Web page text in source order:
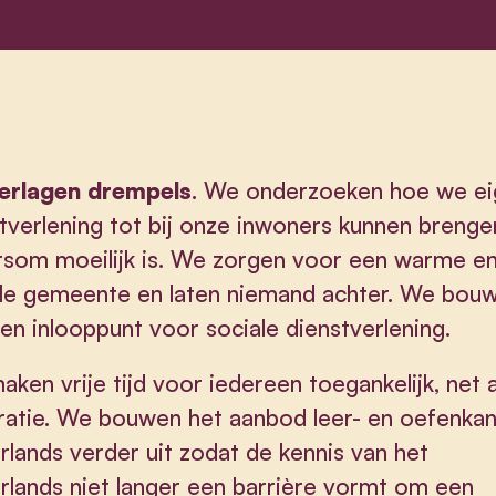
drempels. We onderzoeken hoe we
tot bij onze inwoners kunnen
moeilijk is. We zorgen voor een warme
gemeente en laten niemand achter. We
inlooppunt voor sociale dienstverlening.
vrije tijd voor iedereen toegankelijk, net
We bouwen het aanbod leer- en
verder uit zodat de kennis van het
niet langer een barrière vormt om een